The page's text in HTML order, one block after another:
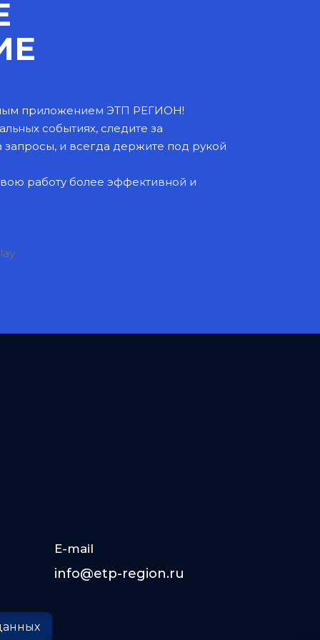
приложением ЭТП РЕГИОН!
событиях, следите за
запросы, и всегда держите под рукой
работу более эффективной и
E-mail
info@etp-region.ru